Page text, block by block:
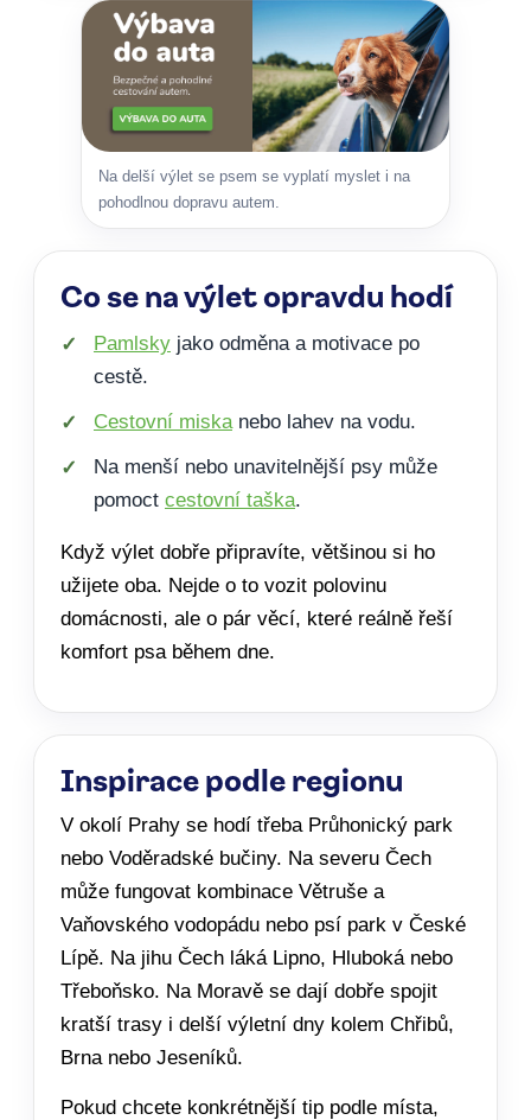
Na delší výlet se psem se vyplatí myslet i na
pohodlnou dopravu autem.
Co se na výlet opravdu hodí
Pamlsky jako odměna a motivace po
cestě.
Cestovní miska nebo lahev na vodu.
Na menší nebo unavitelnější psy může
pomoct cestovní taška.
Když výlet dobře připravíte, většinou si ho
užijete oba. Nejde o to vozit polovinu
domácnosti, ale o pár věcí, které reálně řeší
komfort psa během dne.
Inspirace podle regionu
V okolí Prahy se hodí třeba Průhonický park
nebo Voděradské bučiny. Na severu Čech
může fungovat kombinace Větruše a
Vaňovského vodopádu nebo psí park v České
Lípě. Na jihu Čech láká Lipno, Hluboká nebo
Třeboňsko. Na Moravě se dají dobře spojit
kratší trasy i delší výletní dny kolem Chřibů,
Brna nebo Jeseníků.
Pokud chcete konkrétnější tip podle místa,